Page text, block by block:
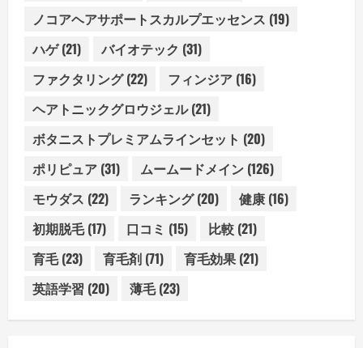
ノコアヘアサポートスカルプエッセンス (19)
ハゲ(21) バイオテック (31)
ファクタリング(22) フィンジア (16)
ヘアトニックグロウジェル(21)
ボタニストプレミアムラインセット (20)
ポリピュア (31) ムームードメイン (126)
モウダス (22) ランキング(20) 健康 (16)
初期脱毛(17) 口コミ (15) 比較 (21)
育毛(23) 育毛剤 (71) 育毛効果 (21)
英語学習 (20) 薄毛(23)